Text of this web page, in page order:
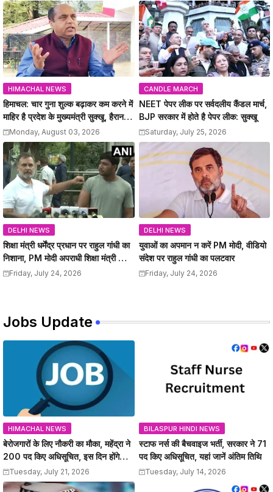
HIMACHAL NEWS
हिमाचल: चार गुना शुल्क बढ़ाकर कम करने में
माहिर है प्रदेश के मुख्यमंत्री सुक्खू, हैरान
कर देते है सरकार के फैंसले: जयराम
Monday, August 03, 2026
CANDLE MARCH
NEET पेपर लीक पर सर्वदलीय कैंडल मार्च,
BJP सरकार में होते है पेपर लीक: सुक्खू
Saturday, July 25, 2026
DELHI NEWS
शिक्षा मंत्री धर्मेंद्र प्रधान पर राहुल गांधी का
निशाना, PM मोदी अपराधी शिक्षा मंत्री को
हटाएFriday, July 24, 2026
DELHI NEWS
युवाओं का अपमान न करें PM मोदी, वीडियो
संदेश पर राहुल गांधी का पलटवार
Friday, July 24, 2026
Jobs Update
HIMACHAL NEWS
बेरोजगारों के लिए नौकरी का मौका, महेंद्रा ने
200 पद किए अधिसूचित, इस दिन होंगे
इंटरव्यू
Tuesday, July 21, 2026
BILASPUR HINDI NEWS
स्टाफ नर्स की बैचवाइज भर्ती, सरकार ने 71
पद किए अधिसूचित, यहां जानें अंतिम तिथि
Tuesday, July 14, 2026